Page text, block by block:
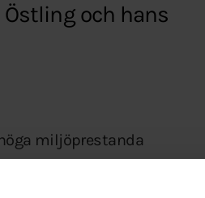
och hans
miljöprestanda
Jämtlands län.